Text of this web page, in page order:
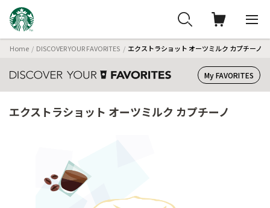
Home DISCOVER YOUR FAVORITES エクストラショット オーツミルク カプチーノ
My FAVORITES
エクストラショット オーツミルク カプチーノ